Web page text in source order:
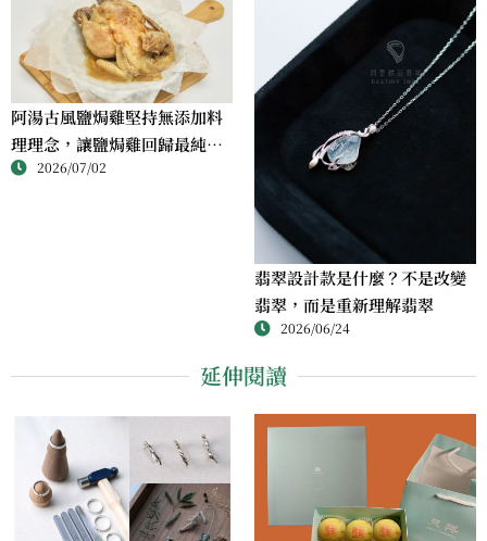
阿湯古風鹽焗雞堅持無添加料
理理念，讓鹽焗雞回歸最純粹
的風味2026/07/02
翡翠設計款是什麼？不是改變
翡翠，而是重新理解翡翠
2026/06/24
延伸閱讀